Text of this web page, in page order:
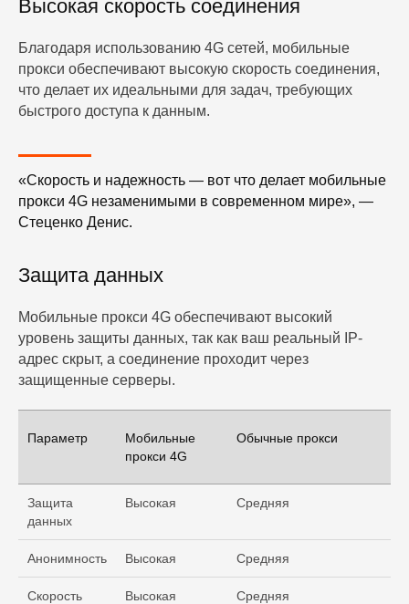
Высокая скорость соединения
Благодаря использованию 4G сетей, мобильные
прокси обеспечивают высокую скорость соединения,
что делает их идеальными для задач, требующих
быстрого доступа к данным.
«Скорость и надежность — вот что делает мобильные
прокси 4G незаменимыми в современном мире», —
Стеценко Денис.
Защита данных
Мобильные прокси 4G обеспечивают высокий
уровень защиты данных, так как ваш реальный IP-
адрес скрыт, а соединение проходит через
защищенные серверы.
Параметр
Мобильные
прокси 4G
Обычные прокси
Защита
данных
Высокая Средняя
Анонимность Высокая Средняя
Скорость Высокая Средняя